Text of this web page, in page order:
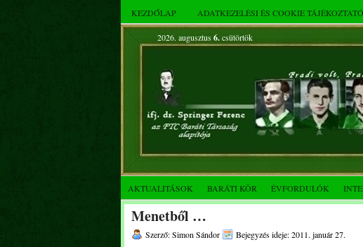
KEZDŐLAP ADATKEZELÉSI ÉS COOKIE TÁJÉKOZTATÓ
2026. augusztus 6.csütörtök
AKTUALITÁSOK BARÁTI KÖR ÉVFORDULÓK
Menetből …
Szerző: Simon Sándor Bejegyzés ideje: 2011. január 27.